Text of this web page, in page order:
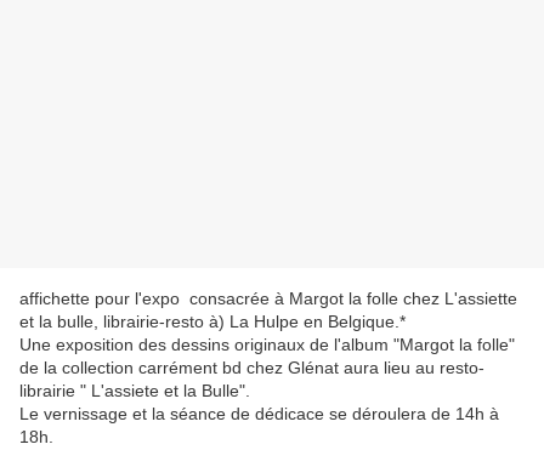
affichette pour l'expo consacrée à Margot la folle chez L'assiette
et la bulle, librairie-resto à) La Hulpe en Belgique.*
Une exposition des dessins originaux de l'album "Margot la folle"
de la collection carrément bd chez Glénat aura lieu au resto-
librairie " L'assiete et la Bulle".
Le vernissage et la séance de dédicace se déroulera de 14h à
18h.